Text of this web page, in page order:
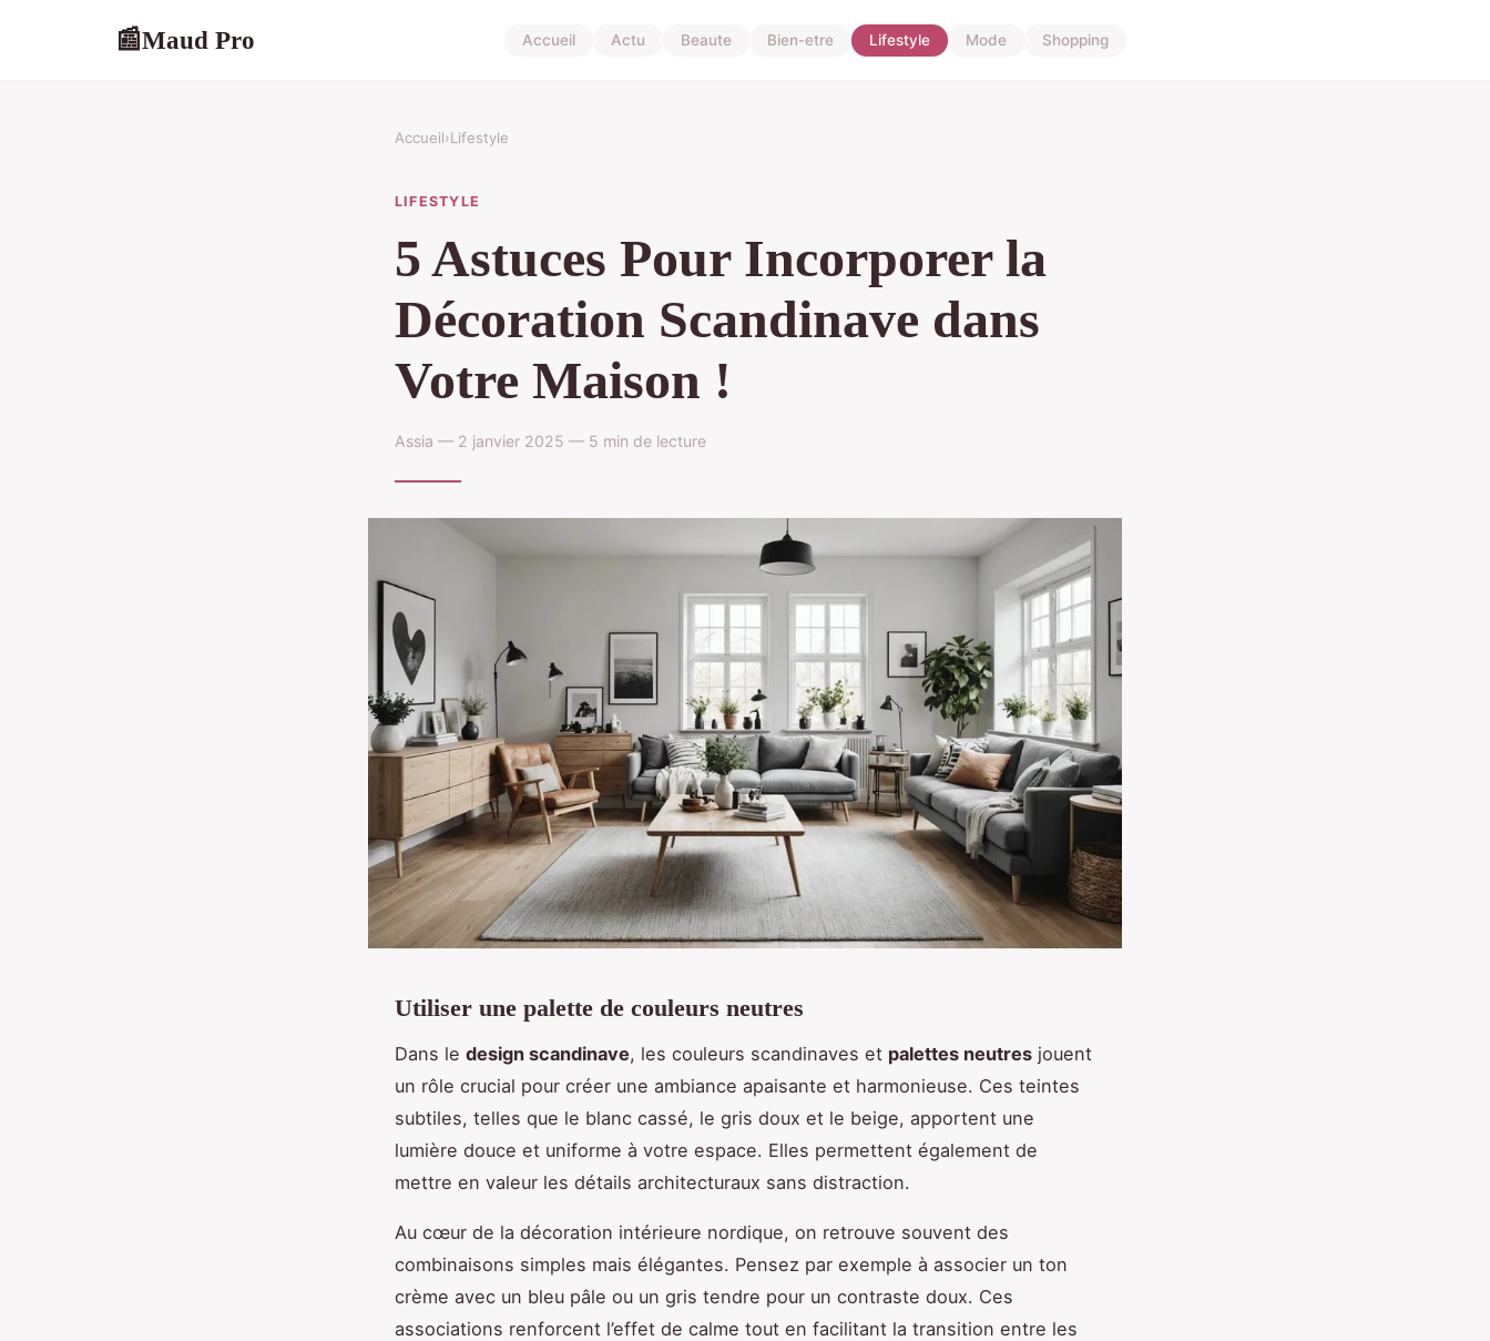
📰Maud Pro Accueil Actu Beaute Bien-etre Lifestyle Mode Shopping
Accueil›Lifestyle
LIFESTYLE
5 Astuces Pour Incorporer la
Décoration Scandinave dans
Votre Maison !
Assia — 2 janvier 2025 — 5 min de lecture
Utiliser une palette de couleurs neutres
Dans le design scandinave, les couleurs scandinaves et palettes neutres jouent
un rôle crucial pour créer une ambiance apaisante et harmonieuse. Ces teintes
subtiles, telles que le blanc cassé, le gris doux et le beige, apportent une
lumière douce et uniforme à votre espace. Elles permettent également de
mettre en valeur les détails architecturaux sans distraction.
Au cœur de la décoration intérieure nordique, on retrouve souvent des
combinaisons simples mais élégantes. Pensez par exemple à associer un ton
crème avec un bleu pâle ou un gris tendre pour un contraste doux. Ces
associations renforcent l’effet de calme tout en facilitant la transition entre les